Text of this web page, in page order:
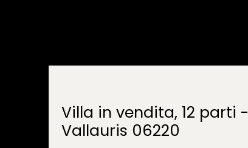
Villa in vendita, 12 parti -
Vallauris 06220